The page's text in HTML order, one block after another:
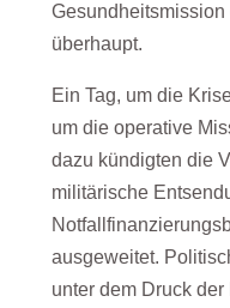
überhaupt.
Ein Tag, um die
um die operative
dazu kündigten die
militärische
ausgeweitet.
unter dem Druck